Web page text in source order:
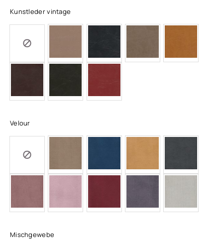
Kunstleder vintage
Velour
Mischgewebe